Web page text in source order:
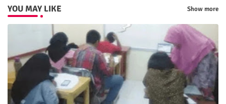
YOU MAY LIKE Show more